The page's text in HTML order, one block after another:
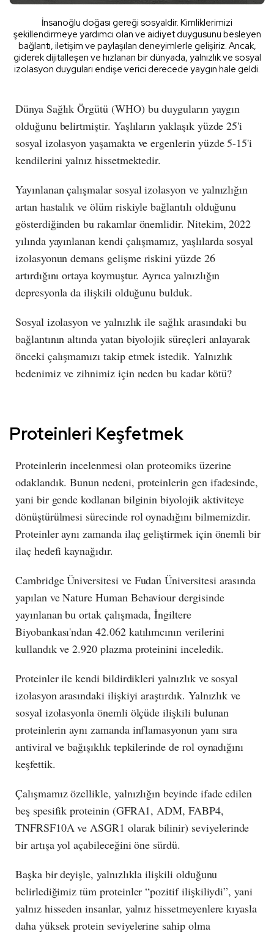
İnsanoğlu doğası gereği sosyaldir. Kimliklerimizi
şekillendirmeye yardımcı olan ve aidiyet duygusunu besleyen
bağlantı, iletişim ve paylaşılan deneyimlerle gelişiriz. Ancak,
giderek dijitalleşen ve hızlanan bir dünyada, yalnızlık ve sosyal
izolasyon duyguları endişe verici derecede yaygın hale geldi.
Dünya Sağlık Örgütü (WHO) bu duyguların yaygın
olduğunu belirtmiştir. Yaşlıların yaklaşık yüzde 25'i
sosyal izolasyon yaşamakta ve ergenlerin yüzde 5-15'i
kendilerini yalnız hissetmektedir.
Yayınlanan çalışmalar sosyal izolasyon ve yalnızlığın
artan hastalık ve ölüm riskiyle bağlantılı olduğunu
gösterdiğinden bu rakamlar önemlidir. Nitekim, 2022
yılında yayınlanan kendi çalışmamız, yaşlılarda sosyal
izolasyonun demans gelişme riskini yüzde 26
artırdığını ortaya koymuştur. Ayrıca yalnızlığın
depresyonla da ilişkili olduğunu bulduk.
Sosyal izolasyon ve yalnızlık ile sağlık arasındaki bu
bağlantının altında yatan biyolojik süreçleri anlayarak
önceki çalışmamızı takip etmek istedik. Yalnızlık
bedenimiz ve zihnimiz için neden bu kadar kötü?
Proteinleri Keşfetmek
Proteinlerin incelenmesi olan proteomiks üzerine
odaklandık. Bunun nedeni, proteinlerin gen ifadesinde,
yani bir gende kodlanan bilginin biyolojik aktiviteye
dönüştürülmesi sürecinde rol oynadığını bilmemizdir.
Proteinler aynı zamanda ilaç geliştirmek için önemli bir
ilaç hedefi kaynağıdır.
Cambridge Üniversitesi ve Fudan Üniversitesi arasında
yapılan ve Nature Human Behaviour dergisinde
yayınlanan bu ortak çalışmada, İngiltere
Biyobankası'ndan 42.062 katılımcının verilerini
kullandık ve 2.920 plazma proteinini inceledik.
Proteinler ile kendi bildirdikleri yalnızlık ve sosyal
izolasyon arasındaki ilişkiyi araştırdık. Yalnızlık ve
sosyal izolasyonla önemli ölçüde ilişkili bulunan
proteinlerin aynı zamanda inflamasyonun yanı sıra
antiviral ve bağışıklık tepkilerinde de rol oynadığını
keşfettik.
Çalışmamız özellikle, yalnızlığın beyinde ifade edilen
beş spesifik proteinin (GFRA1, ADM, FABP4,
TNFRSF10A ve ASGR1 olarak bilinir) seviyelerinde
bir artışa yol açabileceğini öne sürdü.
Başka bir deyişle, yalnızlıkla ilişkili olduğunu
belirlediğimiz tüm proteinler “pozitif ilişkiliydi”, yani
yalnız hisseden insanlar, yalnız hissetmeyenlere kıyasla
daha yüksek protein seviyelerine sahip olma